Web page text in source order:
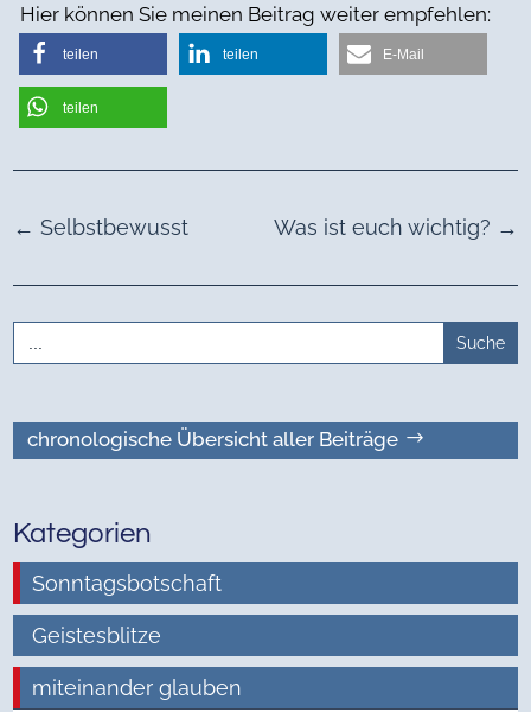
Hier können Sie meinen Beitrag weiter empfehlen:
teilen teilen E-Mail
teilen
← Selbstbewusst Was ist euch wichtig? →
Search
for:
chronologische Übersicht aller Beiträge
Kategorien
Sonntagsbotschaft
Geistesblitze
miteinander glauben